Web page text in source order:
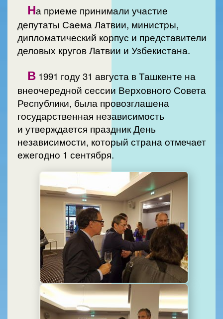
На приеме принимали участие
депутаты Саема Латвии, министры,
дипломатический корпус и представители
деловых кругов Латвии и Узбекистана.
В 1991 году 31 августа в Ташкенте на
внеочередной сессии Верховного Совета
Республики, была провозглашена
государственная независимость
и утверждается праздник День
независимости, который страна отмечает
ежегодно 1 сентября.